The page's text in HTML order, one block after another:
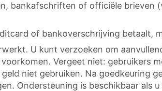
bankafschriften of officiële brieven
of bankoverschrijving betaalt,
U kunt verzoeken om
Vergeet niet: gebruikers
niet gebruiken. Na goedkeuring
Ondersteuning is beschikbaar als